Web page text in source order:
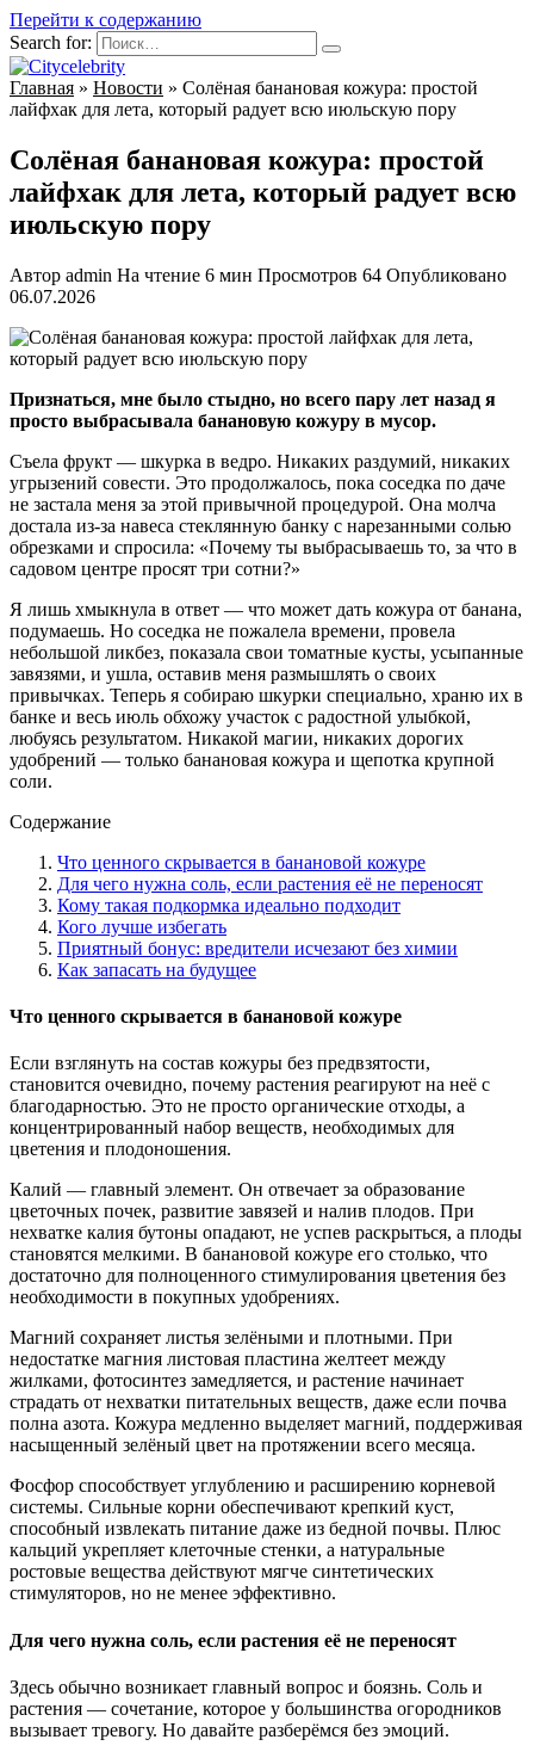
Перейти к содержанию
Search for:
Главная » Новости » Солёная банановая кожура: простой
лайфхак для лета, который радует всю июльскую пору
Солёная банановая кожура: простой
лайфхак для лета, который радует всю
июльскую пору
Автор admin На чтение 6 мин Просмотров 64 Опубликовано
06.07.2026
Признаться, мне было стыдно, но всего пару лет назад я
просто выбрасывала банановую кожуру в мусор.
Съела фрукт — шкурка в ведро. Никаких раздумий, никаких
угрызений совести. Это продолжалось, пока соседка по даче
не застала меня за этой привычной процедурой. Она молча
достала из-за навеса стеклянную банку с нарезанными солью
обрезками и спросила: «Почему ты выбрасываешь то, за что в
садовом центре просят три сотни?»
Я лишь хмыкнула в ответ — что может дать кожура от банана,
подумаешь. Но соседка не пожалела времени, провела
небольшой ликбез, показала свои томатные кусты, усыпанные
завязями, и ушла, оставив меня размышлять о своих
привычках. Теперь я собираю шкурки специально, храню их в
банке и весь июль обхожу участок с радостной улыбкой,
любуясь результатом. Никакой магии, никаких дорогих
удобрений — только банановая кожура и щепотка крупной
соли.
Содержание
Что ценного скрывается в банановой кожуре
Для чего нужна соль, если растения её не переносят
Кому такая подкормка идеально подходит
Кого лучше избегать
Приятный бонус: вредители исчезают без химии
Как запасать на будущее
Что ценного скрывается в банановой кожуре
Если взглянуть на состав кожуры без предвзятости,
становится очевидно, почему растения реагируют на неё с
благодарностью. Это не просто органические отходы, а
концентрированный набор веществ, необходимых для
цветения и плодоношения.
Калий — главный элемент. Он отвечает за образование
цветочных почек, развитие завязей и налив плодов. При
нехватке калия бутоны опадают, не успев раскрыться, а плоды
становятся мелкими. В банановой кожуре его столько, что
достаточно для полноценного стимулирования цветения без
необходимости в покупных удобрениях.
Магний сохраняет листья зелёными и плотными. При
недостатке магния листовая пластина желтеет между
жилками, фотосинтез замедляется, и растение начинает
страдать от нехватки питательных веществ, даже если почва
полна азота. Кожура медленно выделяет магний, поддерживая
насыщенный зелёный цвет на протяжении всего месяца.
Фосфор способствует углублению и расширению корневой
системы. Сильные корни обеспечивают крепкий куст,
способный извлекать питание даже из бедной почвы. Плюс
кальций укрепляет клеточные стенки, а натуральные
ростовые вещества действуют мягче синтетических
стимуляторов, но не менее эффективно.
Для чего нужна соль, если растения её не переносят
Здесь обычно возникает главный вопрос и боязнь. Соль и
растения — сочетание, которое у большинства огородников
вызывает тревогу. Но давайте разберёмся без эмоций.